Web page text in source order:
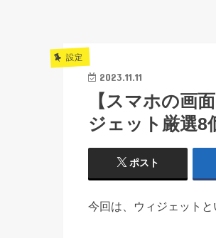
設定
2023.11.11
【スマホの画
ジェット厳選8
ポスト
今回は、ウィジェットと